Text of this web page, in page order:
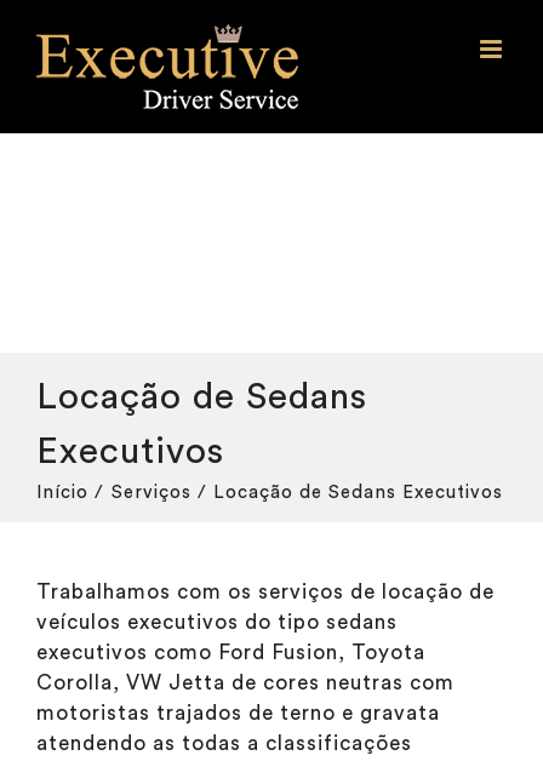
para
Locação de Sedans
Executivos
Início Serviços Locação de Sedans Executivos
Trabalhamos com os serviços de locação de
veículos executivos do tipo sedans
executivos como Ford Fusion, Toyota
Corolla, VW Jetta de cores neutras com
motoristas trajados de terno e gravata
atendendo as todas a classificações